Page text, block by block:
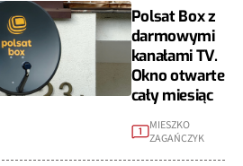
Polsat Box z
darmowymi
kanałami TV.
Okno otwarte
cały miesiąc
1
MIESZKO
ZAGAŃCZYK